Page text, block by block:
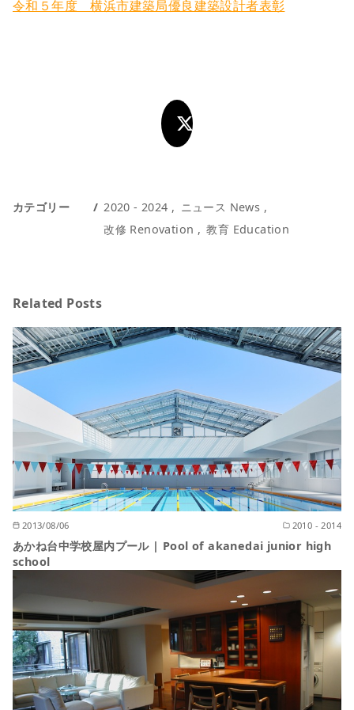
令和５年度 横浜市建築局優良建築設計者表彰
カテゴリー 2020 - 2024
ニュース News
改修 Renovation
教育 Education
Related Posts
2013/08/06 2010 - 2014
あかね台中学校屋内プール | Pool of akanedai junior high
school